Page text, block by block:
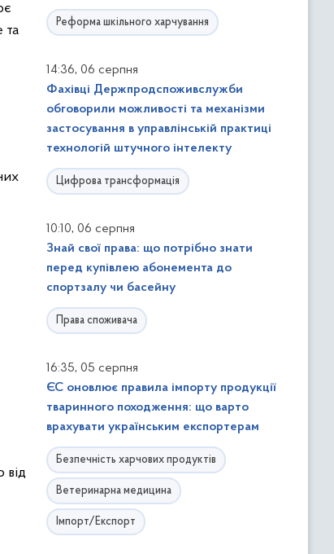
та
від
Реформа шкільного харчування
14:36, 06 серпня
Фахівці Держпродспоживслужби
обговорили можливості та механізми
застосування в управлінській практиці
технологій штучного інтелекту
Цифрова трансформація
10:10, 06 серпня
Знай свої права: що потрібно знати
перед купівлею абонемента до
спортзалу чи басейну
Права споживача
16:35, 05 серпня
ЄС оновлює правила імпорту продукції
тваринного походження: що варто
врахувати українським експортерам
Безпечність харчових продуктів
Ветеринарна медицина
Імпорт/Експорт